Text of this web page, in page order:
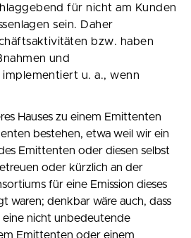
für nicht am Kunden
sein. Daher
bzw. haben
und
u. a., wenn
Hauses zu einem Emittenten
bestehen, etwa weil wir ein
Emittenten oder diesen selbst
oder kürzlich an der
für eine Emission dieses
waren; denkbar wäre auch, dass
nicht unbedeutende
Emittenten oder einem